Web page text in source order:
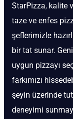
StarPizza, kalite
taze ve enfes
şeflerimizle
bir tat sunar.
uygun pizzayı
farkımızı
şeyin üzerinde
deneyimi